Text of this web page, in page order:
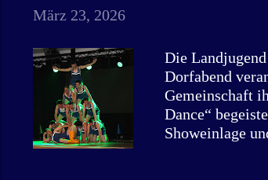
März 23, 2026
Die
Dorfabend
Gemeinschaft
Dance“
Showeinlage